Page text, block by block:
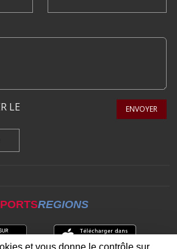
LE
ENVOYER
REGIONS
et vous donne le contrôle sur